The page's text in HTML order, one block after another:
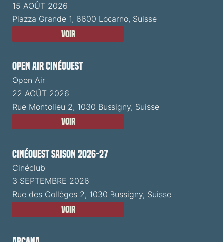
15 AOÛT 2026
Piazza Grande 1, 6600 Locarno, Suisse
Voir
Open Air CinéOuest
Open Air
22 AOÛT 2026
Rue Montolieu 2, 1030 Bussigny, Suisse
Voir
CinéOuest Saison 2026-27
Cinéclub
3 SEPTEMBRE 2026
Rue des Collèges 2, 1030 Bussigny, Suisse
Voir